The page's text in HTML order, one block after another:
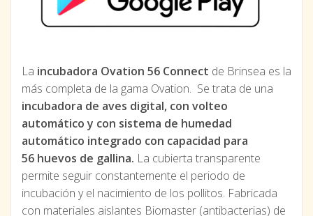
La incubadora Ovation 56 Connect de Brinsea es la
más completa de la gama Ovation. Se trata de una
incubadora de aves digital, con volteo
automático y con sistema de humedad
automático integrado con capacidad para
56 huevos de gallina. La cubierta transparente
permite seguir constantemente el periodo de
incubación y el nacimiento de los pollitos. Fabricada
con materiales aislantes Biomaster (antibacterias) de